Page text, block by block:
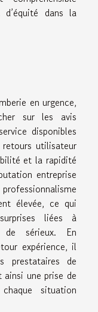
dans la
en urgence,
sur les avis
disponibles
utilisateur
et la rapidité
entreprise
élevée, ce qui
liées à
de sérieux. En
expérience, il
prestataires de
une prise de
situation